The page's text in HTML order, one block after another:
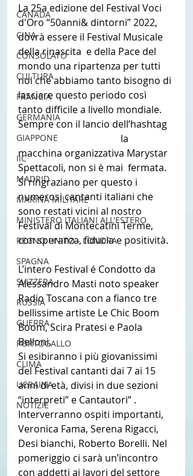
CANADA
CINA
CONSOLATO
CULTURA
FRANCIA
GERMANIA
GIAPPONE
IIC
MADRID
MARINA MILITARE
MINISTERO ITALIANI ALL'ESTERO
REGNO UNITO - LONDRA
SPAGNA
SVIZZERA
RUSSIA
GUERRA
PORTOGALLO
CLIMA
UCRAINA
NOTIZIE
La 25a edizione del Festival Voci
d'Oro “50anni& dintorni” 2022,
dovrà essere il Festival Musicale
della rinascita  e della Pace del
mondo una ripartenza per tutti
noi che abbiamo tanto bisogno di
lasciare questo periodo così
tanto difficile a livello mondiale.
Sempre con il lancio dell’hashtag
#Vocidorononsiferma
la
macchina organizzativa Marystar
Spettacoli, non si è mai  fermata.
Si ringraziano per questo i
numerosi cantanti italiani che
sono restati vicini al nostro
Festival di Montecatini Terme,
con speranza, fiducia e positività.
L’intero Festival é Condotto da
Alessandro Masti noto speaker
Radio Toscana con a fianco tre
bellissime artiste Le Chic Boom
Boom, Scira Pratesi e Paola
Belloni.
Si esibiranno i più giovanissimi
del Festival cantanti dai 7 ai 15
anni di età, divisi in due sezioni
“interpreti” e Cantautori” .
Interverranno ospiti importanti,
Veronica Fama, Serena Rigacci,
Desi bianchi, Roberto Borelli. Nel
pomeriggio ci sarà un’incontro
con addetti ai lavori del settore